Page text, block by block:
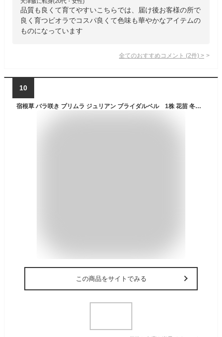
品質も良くて育てやすいこちらでは、届け後お客様の所で
良く育つビオラでコスパ良くて色味も華やかなアイテムの
ものになっています
全てのおすすめコメント (2件) >
10
宿根草 バラ咲き プリムラ ジュリアン ブライダルベル 1株 花苗 冬咲き 苗 鉢植え 庭植え ガーデニング 寄せ植え等に 花の苗
この商品をサイトでみる